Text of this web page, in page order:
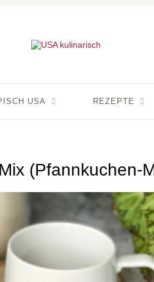
USA REZEPTE
(Pfannkuchen-